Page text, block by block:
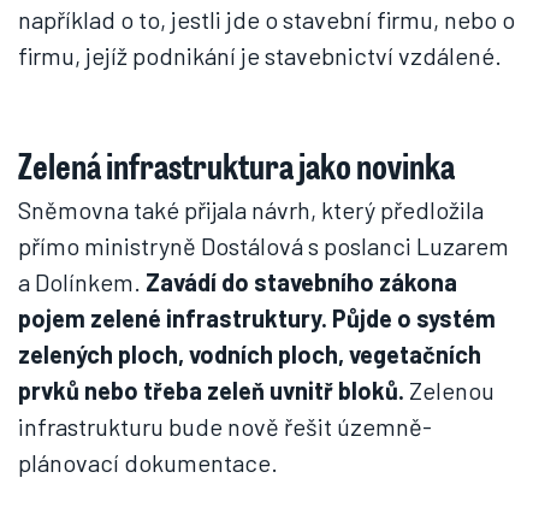
například o to, jestli jde o stavební firmu, nebo o
firmu, jejíž podnikání je stavebnictví vzdálené.
Zelená infrastruktura jako novinka
Sněmovna také přijala návrh, který předložila
přímo ministryně Dostálová s poslanci Luzarem
a Dolínkem. Zavádí do stavebního zákona
pojem zelené infrastruktury. Půjde o systém
zelených ploch, vodních ploch, vegetačních
prvků nebo třeba zeleň uvnitř bloků. Zelenou
infrastrukturu bude nově řešit územně-
plánovací dokumentace.